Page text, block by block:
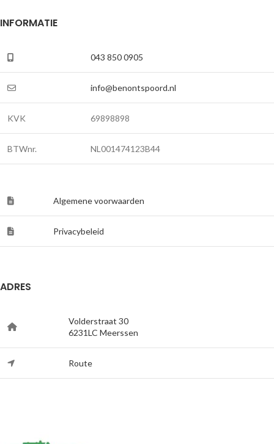
INFORMATIE
043 850 0905
info@benontspoord.nl
KVK 69898898
BTWnr. NL001474123B44
Algemene voorwaarden
Privacybeleid
ADRES
Volderstraat 30
6231LC Meerssen
Route